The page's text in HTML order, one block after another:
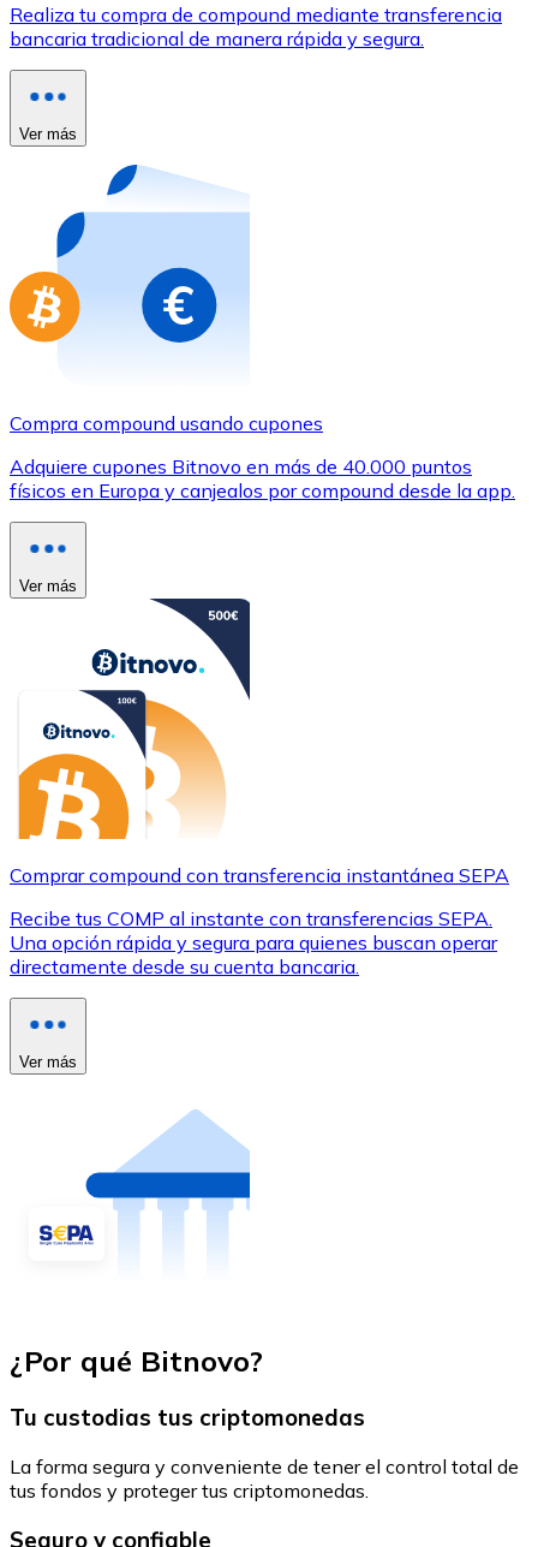
Utiliza tarjetas Visa y Mastercard para comprar
Comprar con tarjeta
Compra tarjetas regalo de tus marcas favoritas con
Ir a la tienda de tarjetas regalo
Realiza tu compra de compound mediante transferencia
bancaria tradicional de manera rápida y segura.
Ver más
Compra compound usando cupones
Adquiere cupones Bitnovo en más de 40.000 puntos
físicos en Europa y canjealos por compound desde la app.
Ver más
Comprar compound con transferencia instantánea SEPA
Recibe tus COMP al instante con transferencias SEPA.
Una opción rápida y segura para quienes buscan operar
directamente desde su cuenta bancaria.
Ver más
¿Por qué Bitnovo?
Tu custodias tus criptomonedas
La forma segura y conveniente de tener el control total de
tus fondos y proteger tus criptomonedas.
Seguro y confiable